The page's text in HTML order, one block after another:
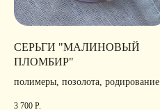
СЕРЬГИ "МАЛИНОВЫЙ
ПЛОМБИР"
полимеры, позолота, родирование
3 700 Р.